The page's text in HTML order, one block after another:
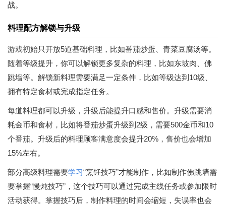
战。
料理配方解锁与升级
游戏初始只开放5道基础料理，比如番茄炒蛋、青菜豆腐汤等。
随着等级提升，你可以解锁更多复杂的料理，比如东坡肉、佛
跳墙等。解锁新料理需要满足一定条件，比如等级达到10级、
拥有特定食材或完成指定任务。
每道料理都可以升级，升级后能提升口感和售价。升级需要消
耗金币和食材，比如将番茄炒蛋升级到2级，需要500金币和10
个番茄。升级后的料理顾客满意度会提升20%，售价也会增加
15%左右。
部分高级料理需要学习“烹饪技巧”才能制作，比如制作佛跳墙需
要掌握“慢炖技巧”，这个技巧可以通过完成主线任务或参加限时
活动获得。掌握技巧后，制作料理的时间会缩短，失误率也会